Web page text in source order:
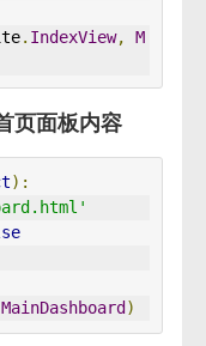
. IndexView,
M
页面板内容
):
MainDashboard )